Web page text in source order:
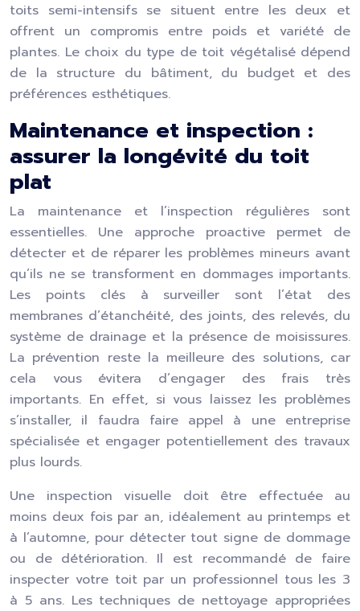
toits semi-intensifs se situent entre les deux et
offrent un compromis entre poids et variété de
plantes. Le choix du type de toit végétalisé dépend
de la structure du bâtiment, du budget et des
préférences esthétiques.
Maintenance et inspection :
assurer la longévité du toit
plat
La maintenance et l’inspection régulières sont
essentielles. Une approche proactive permet de
détecter et de réparer les problèmes mineurs avant
qu’ils ne se transforment en dommages importants.
Les points clés à surveiller sont l’état des
membranes d’étanchéité, des joints, des relevés, du
système de drainage et la présence de moisissures.
La prévention reste la meilleure des solutions, car
cela vous évitera d’engager des frais très
importants. En effet, si vous laissez les problèmes
s’installer, il faudra faire appel à une entreprise
spécialisée et engager potentiellement des travaux
plus lourds.
Une inspection visuelle doit être effectuée au
moins deux fois par an, idéalement au printemps et
à l’automne, pour détecter tout signe de dommage
ou de détérioration. Il est recommandé de faire
inspecter votre toit par un professionnel tous les 3
à 5 ans. Les techniques de nettoyage appropriées